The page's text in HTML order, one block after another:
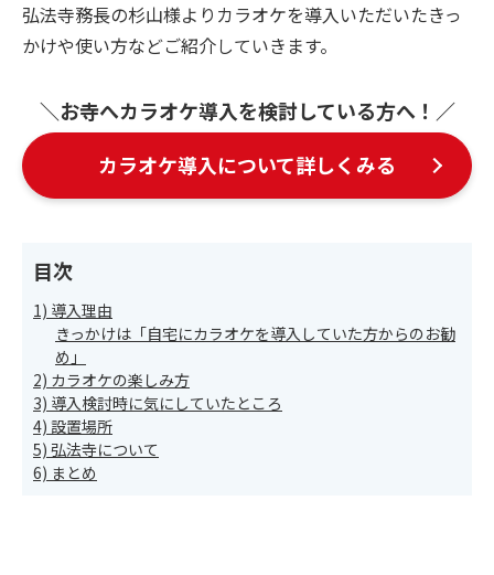
営業所一覧
弘法寺務長の杉山様よりカラオケを導入いただいたきっ
かけや使い方などご紹介していきます。
＼お寺へカラオケ導入を検討している方へ！／
カラオケ導入について詳しくみる
目次
1) 導入理由
きっかけは「自宅にカラオケを導入していた方からのお勧
め」
2) カラオケの楽しみ方
3) 導入検討時に気にしていたところ
4) 設置場所
5) 弘法寺について
6) まとめ